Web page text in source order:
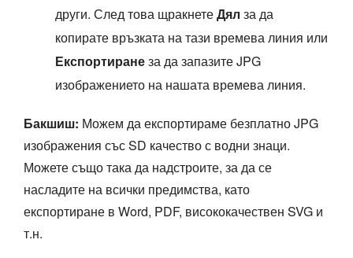
други. След това щракнетеДял за да
копирате връзката на тази времева линия или
Експортиранеза да запазите JPG
изображението на нашата времева линия.
Бакшиш: Можем да експортираме безплатно JPG
изображения със SD качество с водни знаци.
Можете също така да надстроите, за да се
насладите на всички предимства, като
експортиране в Word, PDF, висококачествен SVG и
т.н.